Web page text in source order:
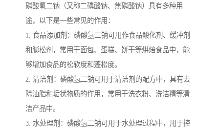
磷酸氢二钠（又称二磷酸钠、焦磷酸钠）具有多种用
途，以下是一些常见的作用：
1. 食品添加剂：磷酸氢二钠可用作食品酸化剂、缓冲剂
和膨松剂，常用于面包、蛋糕、饼干等烘焙食品中，能
够增加食品的松软度和蓬松度。
2. 清洁剂：磷酸氢二钠可用于清洁剂的配方中，具有去
除油脂和垢状物质的作用，常用于洗衣粉、洗洁精等清
洁产品中。
3. 水处理剂：磷酸氢二钠可用于水处理过程中，用于控